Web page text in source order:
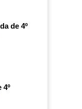
de 4º
4º